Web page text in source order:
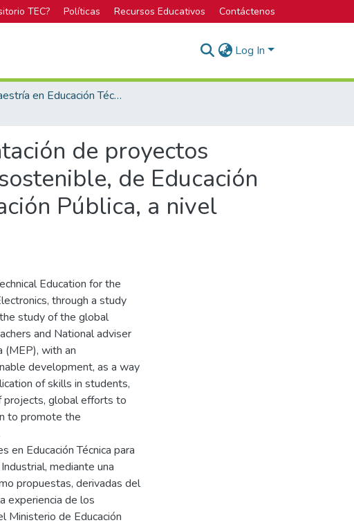
TEC? Políticas Recursos Educativos Contáctenos
Log In
Maestría en Educación Técnica
de proyectos
de Educación
Pública, a nivel
Education for the
through a study
study of the global
and National adviser
(MEP), with an
development, as a way
of skills in students,
projects, global efforts to
to promote the
en Educación Técnica para
mediante una
propuestas, derivadas del
experiencia de los
Ministerio de Educación